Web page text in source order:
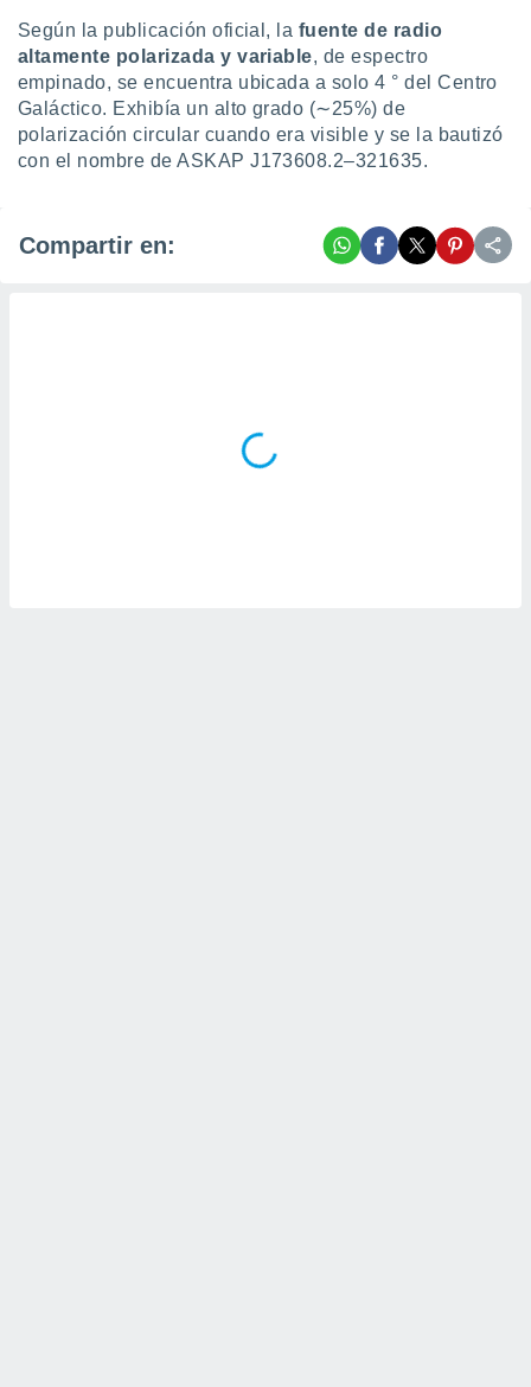
Según la publicación oficial, la fuente de radio
altamente polarizada y variable, de espectro
empinado, se encuentra ubicada a solo 4 ° del Centro
Galáctico. Exhibía un alto grado (∼25%) de
polarización circular cuando era visible y se la bautizó
con el nombre de ASKAP J173608.2–321635.
Compartir en: